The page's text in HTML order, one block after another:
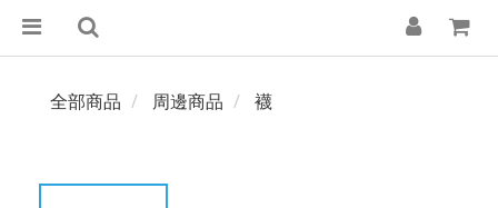
全部商品 周邊商品 襪